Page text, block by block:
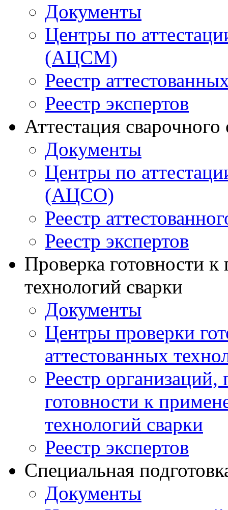
Документы
Центры по
(АЦСМ)
Реестр
Реестр экспертов
Аттестация
Документы
Центры по
(АЦСО)
Реестр
Реестр экспертов
Проверка готовности
технологий сварки
Документы
Центры проверки
аттестованных
Реестр
готовности к
технологий сварки
Реестр экспертов
Специальная
Документы